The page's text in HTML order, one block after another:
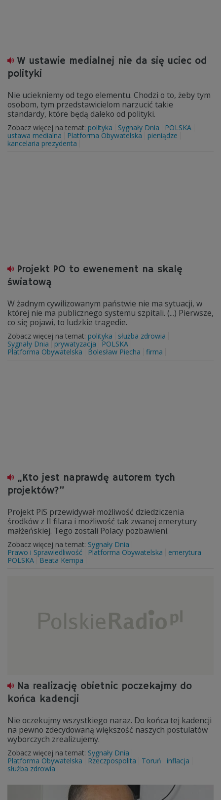
W ustawie medialnej nie da się uciec od
polityki
Nie uciekniemy od tego elementu. Chodzi o to, żeby tym
osobom, tym przedstawicielom narzucić takie
standardy, które będą daleko od polityki.
Zobacz więcej na temat: polityka Sygnały Dnia
POLSKA
ustawa medialna
Platforma Obywatelska
pieniądze
kancelaria prezydenta
Projekt PO to ewenement na skalę
światową
W żadnym cywilizowanym państwie nie ma sytuacji, w
której nie ma publicznego systemu szpitali. (...) Pierwsze,
co się pojawi, to ludzkie tragedie.
Zobacz więcej na temat: polityka
służba zdrowia
Sygnały Dnia
prywatyzacja
POLSKA
Platforma Obywatelska
Bolesław Piecha firma
„Kto jest naprawdę autorem tych
projektów?”
Projekt PiS przewidywał możliwość dziedziczenia
środków z II filara i możliwość tak zwanej emerytury
małżeńskiej. Tego zostali Polacy pozbawieni.
Zobacz więcej na temat: Sygnały Dnia
Prawo i Sprawiedliwość
Platforma Obywatelska
emerytura
POLSKA
Beata Kempa
Na realizację obietnic poczekajmy do
końca kadencji
Nie oczekujmy wszystkiego naraz. Do końca tej kadencji
na pewno zdecydowaną większość naszych postulatów
wyborczych zrealizujemy.
Zobacz więcej na temat: Sygnały Dnia
Platforma Obywatelska
Rzeczpospolita Toruń
inflacja
służba zdrowia